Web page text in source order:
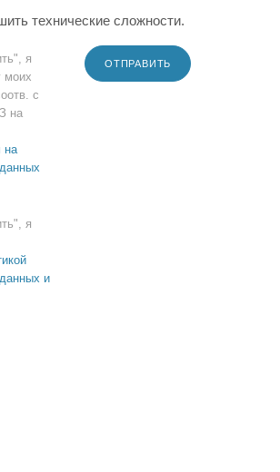
технические сложности.
я
моих
с
на
на
я
и
ОТПРАВИТЬ